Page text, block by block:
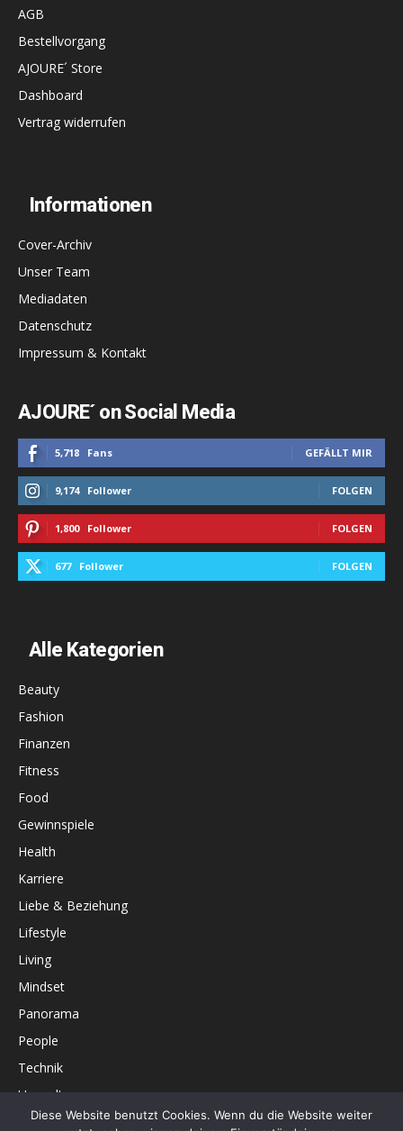
AGB
Bestellvorgang
AJOURE´ Store
Dashboard
Vertrag widerrufen
Informationen
Cover-Archiv
Unser Team
Mediadaten
Datenschutz
Impressum & Kontakt
AJOURE´ on Social Media
5,718 Fans GEFÄLLT MIR
9,174 Follower FOLGEN
1,800 Follower FOLGEN
677 Follower FOLGEN
Alle Kategorien
Beauty
Fashion
Finanzen
Fitness
Food
Gewinnspiele
Health
Karriere
Liebe & Beziehung
Lifestyle
Living
Mindset
Panorama
People
Technik
Umwelt
Unterhaltung
Diese Website benutzt Cookies. Wenn du die Website weiter